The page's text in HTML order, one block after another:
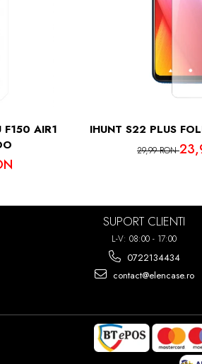
PUTETI
7 ORI!
F150 AIR1
IHUNT S22 PLUS
29,99 RON
SUPORT CLIENTI
L-V: 08:00 - 17:00
0722134434
contact@elencase.ro